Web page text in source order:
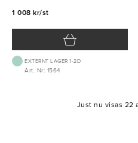
1 008 kr/st
EXTERNT LAGER 1-2D
Art. Nr: 1564
Just nu visas 22